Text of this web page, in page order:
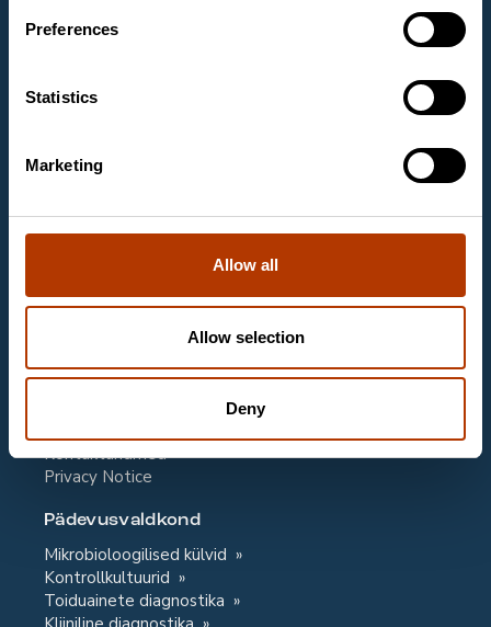
Preferences
Statistics
Marketing
Allow all
Allow selection
Deny
1997. aastast Eestis tegutsev Labema Eesti OÜ on
on asutatud aastal 1988 ja tegeleb laboritoodete
Labema Eesti OÜ
Mäealuse 2/1, room 263
labema@labema.ee
Kontaktandmed
Privacy Notice
Pädevusvaldkond
Mikrobioloogilised külvid
Kontrollkultuurid
Toiduainete diagnostika